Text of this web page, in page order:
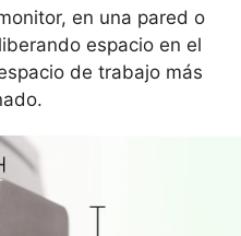
en una pared o
espacio en el
de trabajo más